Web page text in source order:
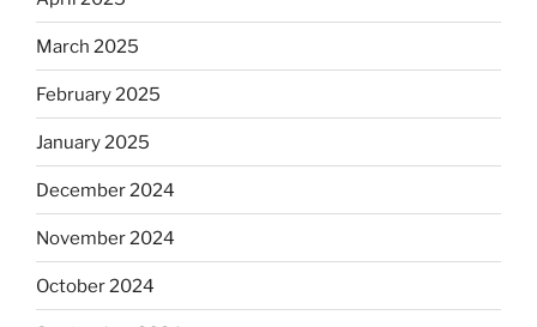
March 2025
February 2025
January 2025
December 2024
November 2024
October 2024